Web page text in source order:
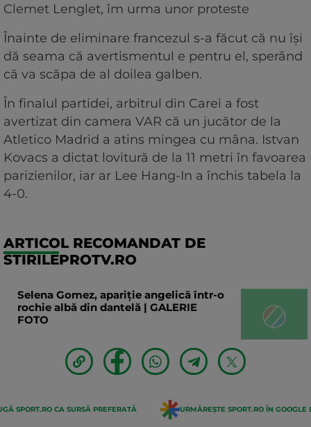
Clemet Lenglet, îm urma unor proteste
Înainte de eliminare francezul s-a făcut că nu își
dă seama că avertismentul e pentru el, sperând
că va scăpa de al doilea galben.
În finalul partidei, arbitrul din Carei a fost
avertizat din camera VAR că un jucător de la
Atletico Madrid a atins mingea cu mâna. Istvan
Kovacs a dictat lovitură de la 11 metri în favoarea
parizienilor, iar ar Lee Hang-In a închis tabela la
4-0.
ARTICOL RECOMANDAT DE
STIRILEPROTV.RO
Selena Gomez, apariție angelică într-o
rochie albă din dantelă | GALERIE
FOTO
SPORT.RO CA SURSĂ PREFERATĂ URMĂREȘTE SPORT.RO ÎN GOOGLE